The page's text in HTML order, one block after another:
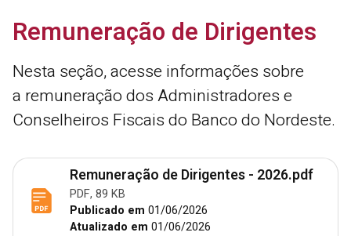
Remuneração de Dirigentes
Nesta seção, acesse informações sobre
a remuneração dos Administradores e
Conselheiros Fiscais do Banco do Nordeste.
Remuneração de Dirigentes - 2026.pdf
PDF, 89 KB
Publicado em 01/06/2026
Atualizado em 01/06/2026